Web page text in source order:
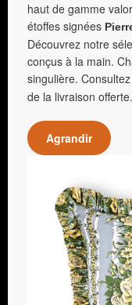
haut de gamme
étoffes signées
Découvrez notre
conçus à la main.
singulière.
de la livraison offerte.
Agrandir